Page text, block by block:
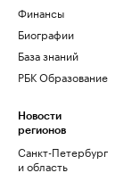
Финансы
Биографии
База знаний
РБК Образование
Новости
регионов
Санкт-Петербург
и область